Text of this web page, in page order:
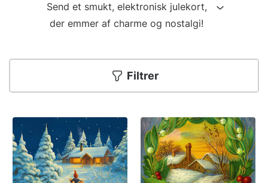
Send et smukt, elektronisk julekort,
der emmer af charme og nostalgi!
Filtrer